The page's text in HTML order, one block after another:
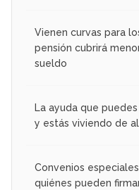
Vienen curvas para
pensión cubrirá
sueldo
La ayuda que
y estás viviendo de
Convenios
quiénes pueden